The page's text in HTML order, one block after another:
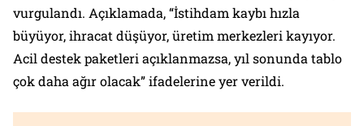
vurgulandı. Açıklamada, “İstihdam kaybı hızla
büyüyor, ihracat düşüyor, üretim merkezleri kayıyor.
Acil destek paketleri açıklanmazsa, yıl sonunda tablo
çok daha ağır olacak” ifadelerine yer verildi.